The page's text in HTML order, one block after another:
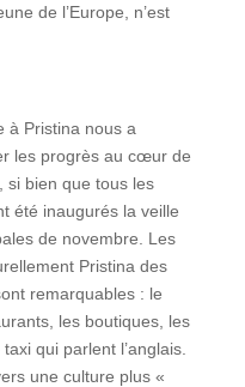
de l’Europe, n’est
à Pristina nous a
les progrès au cœur de
si bien que tous les
été inaugurés la veille
de novembre. Les
Pristina des
remarquables : le
les boutiques, les
qui parlent l’anglais.
une culture plus «